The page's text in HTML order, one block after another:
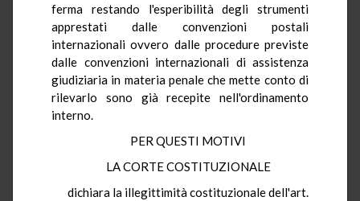
ferma restando l'esperibilità degli strumenti
apprestati dalle convenzioni postali
internazionali ovvero dalle procedure previste
dalle convenzioni internazionali di assistenza
giudiziaria in materia penale che mette conto di
rilevarlo sono già recepite nell'ordinamento
interno.
PER QUESTI MOTIVI
LA CORTE COSTITUZIONALE
dichiara la illegittimità costituzionale dell'art.